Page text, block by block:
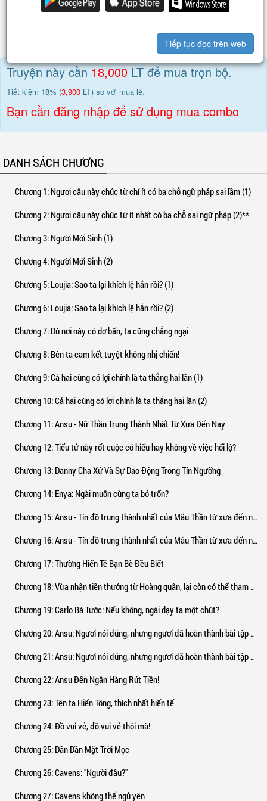
Phát ngôn này ngay lập tức gây chấn động các giới trong xã hội. Bộ phim tài
liệu quy mô lớn mang tên«Ansu Giáo hoàng Truyền Kỳ»cũng vì thế được
Đây là câu chuyện về một "người chơi tà đạo" đỉnh cấp, vượt cấp tiến
Chương 758: Lời tâm tình để lại ngày sau
Chương 757: Càng chứng minh chúng ta đã làm đúng (2)
: Càng Nói Rõ Chúng Ta Làm Đúng (1)
Truyện này cần18,000LT để mua trọn bộ.
Tiết kiệm 18% (3,900 LT) so với mua lẻ.
Bạn cần đăng nhập để sử dụng mua combo
DANH SÁCH CHƯƠNG
Chương 1: Ngươi câu này chúc từ chí ít có ba chỗ ngữ pháp sai lầm (1)
Chương 2: Ngươi câu này chúc từ ít nhất có ba chỗ sai ngữ pháp (2)**
Chương 3: Người Mới Sinh (1)
Chương 4: Người Mới Sinh (2)
Chương 5: Loujia: Sao ta lại khích lệ hắn rồi? (1)
Chương 6: Loujia: Sao ta lại khích lệ hắn rồi? (2)
Chương 7: Dù nơi này có dơ bẩn, ta cũng chẳng ngại
Chương 8: Bên ta cam kết tuyệt không nhị chiến!
Chương 9: Cả hai cùng có lợi chính là ta thắng hai lần (1)
Chương 10: Cả hai cùng có lợi chính là ta thắng hai lần (2)
Chương 11: Ansu - Nữ Thần Trung Thành Nhất Từ Xưa Đến Nay
Chương 12: Tiểu tử này rốt cuộc có hiểu hay không về việc hối lộ?
Chương 13: Danny Cha Xứ Và Sự Dao Động Trong Tín Ngưỡng
Chương 14: Enya: Ngài muốn cùng ta bỏ trốn?
Chương 15: Ansu - Tín đồ trung thành nhất của Mẫu Thần từ xưa đến nay (1)
Chương 16: Ansu - Tín đồ trung thành nhất của Mẫu Thần từ xưa đến nay (2)
Chương 17: Thường Hiến Tế Bạn Bè Đều Biết
Chương 18: Vừa nhận tiền thưởng từ Hoàng quân, lại còn có thể tham ô quân phí của ta!
Chương 19: Carlo Bá Tước: Nếu không, ngài dạy ta một chút?
Chương 20: Ansu: Ngươi nói đúng, nhưng ngươi đã hoàn thành bài tập chưa? (1)
Chương 21: Ansu: Ngươi nói đúng, nhưng ngươi đã hoàn thành bài tập chưa? (2)
Chương 22: Ansu Đến Ngân Hàng Rút Tiền!
Chương 23: Tên ta Hiến Tông, thích nhất hiến tế
Chương 24: Đồ vui vẻ, đồ vui vẻ thôi mà!
Chương 25: Dần Dần Mặt Trời Mọc
Chương 26: Cavens: "Người đâu?"
Chương 27: Cavens không thể ngủ yên
Tiếp tục đọc trên web